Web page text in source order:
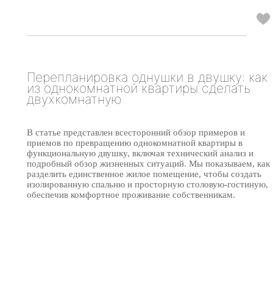
Перепланировка однушки в двушку: как
из однокомнатной квартиры сделать
двухкомнатную
В статье представлен всесторонний обзор примеров и
приемов по превращению однокомнатной квартиры в
функциональную двушку, включая технический анализ и
подробный обзор жизненных ситуаций. Мы показываем, как
разделить единственное жилое помещение, чтобы создать
изолированную спальню и просторную столовую-гостиную,
обеспечив комфортное проживание собственникам.